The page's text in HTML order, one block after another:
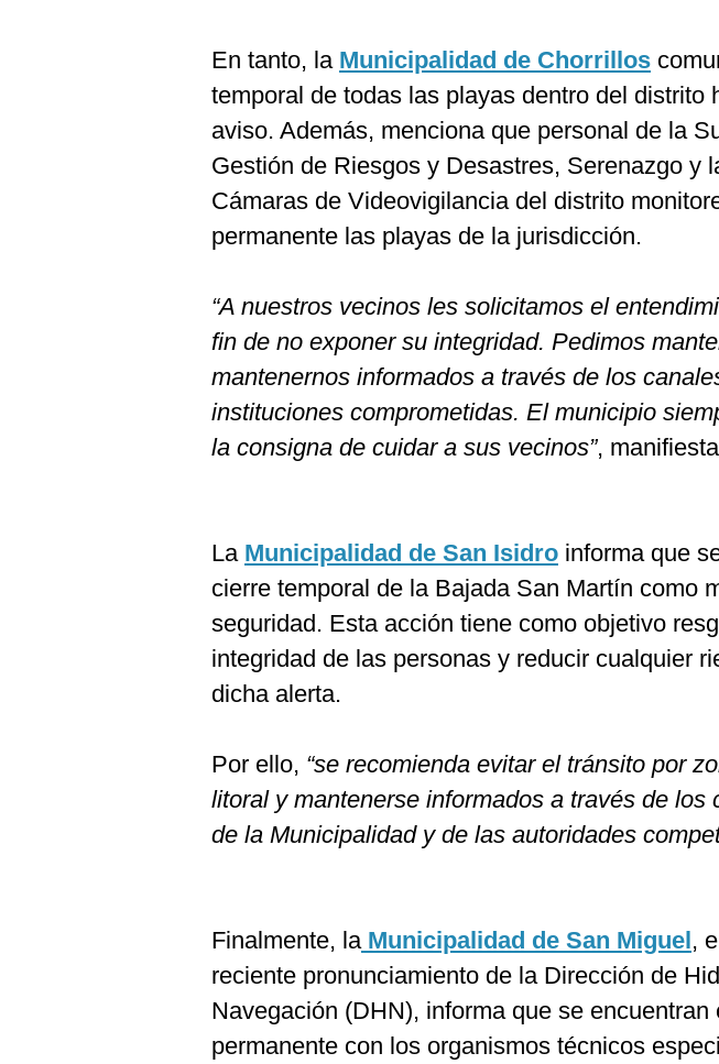
En tanto, la Municipalidad de Chorrillos
temporal de todas las playas dentro del distrito
aviso. Además, menciona que personal de la
Gestión de Riesgos y Desastres, Serenazgo y
Cámaras de Videovigilancia del distrito
permanente las playas de la jurisdicción.
“A nuestros vecinos les solicitamos el
fin de no exponer su integridad. Pedimos
mantenernos informados a través de los
instituciones comprometidas. El municipio
la consigna de cuidar a sus vecinos”,
La Municipalidad de San Isidro informa que
cierre temporal de la Bajada San Martín como
seguridad. Esta acción tiene como objetivo
integridad de las personas y reducir cualquier
dicha alerta.
Por ello, “se recomienda evitar el tránsito por
litoral y mantenerse informados a través de los
de la Municipalidad y de las autoridades
Finalmente, la Municipalidad de San Miguel,
reciente pronunciamiento de la Dirección de
Navegación (DHN), informa que se encuentran
permanente con los organismos técnicos